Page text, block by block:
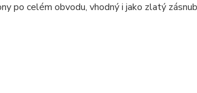
po celém obvodu, vhodný i jako zlatý